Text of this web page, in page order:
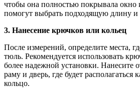
чтобы она полностью покрывала окно
помогут выбрать подходящую длину
3. Нанесение крючков или кольец
После измерений, определите места,
тюль. Рекомендуется использовать
более надежной установки. Нанесите
раму и дверь, где будет
кольцо.